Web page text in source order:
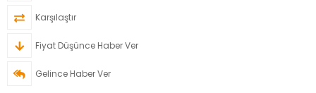
Karşılaştır
Fiyat Düşünce Haber Ver
Gelince Haber Ver